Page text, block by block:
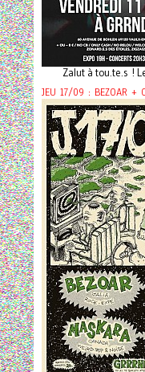
Zalut à tou.te.s !
JEU 17/09 : BEZOAR +